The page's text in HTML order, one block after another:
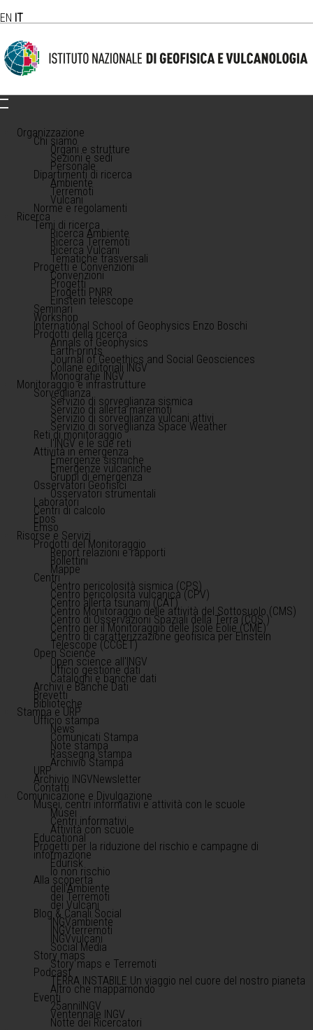
EN IT
Organizzazione
Chi siamo
Organi e strutture
Sezioni e sedi
Personale
Dipartimenti di ricerca
Ambiente
Terremoti
Vulcani
Norme e regolamenti
Ricerca
Temi di ricerca
Ricerca Ambiente
Ricerca Terremoti
Ricerca Vulcani
Tematiche trasversali
Progetti e Convenzioni
Convenzioni
Progetti
Progetti PNRR
Einstein telescope
Seminari
Workshop
International School of Geophysics Enzo Boschi
Prodotti della ricerca
Annals of Geophysics
Earth-prints
Journal of Geoethics and Social Geosciences
Collane editoriali INGV
Monografie INGV
Monitoraggio e infrastrutture
Sorveglianza
Servizio di sorveglianza sismica
Servizio di allerta maremoti
Servizio di sorveglianza vulcani attivi
Servizio di sorveglianza Space Weather
Reti di monitoraggio
l'INGV e le sue reti
Attività in emergenza
Emergenze sismiche
Emergenze vulcaniche
Gruppi di emergenza
Osservatori Geofisici
Osservatori strumentali
Laboratori
Centri di calcolo
Epos
Emso
Risorse e Servizi
Prodotti del Monitoraggio
Report relazioni e rapporti
Bollettini
Mappe
Centri
Centro pericolosità sismica (CPS)
Centro pericolosità vulcanica (CPV)
Centro allerta tsunami (CAT)
Centro Monitoraggio delle attività del Sottosuolo (CMS)
Centro di Osservazioni Spaziali della Terra (COS )
Centro per il Monitoraggio delle Isole Eolie (CME)
Centro di caratterizzazione geofisica per Einstein
Telescope (CCGET)
Open Science
Open science all'INGV
Ufficio gestione dati
Cataloghi e banche dati
Archivi e Banche Dati
Brevetti
Biblioteche
Stampa e URP
Ufficio stampa
News
Comunicati Stampa
Note stampa
Rassegna stampa
Archivio Stampa
URP
Archivio INGVNewsletter
Contatti
Comunicazione e Divulgazione
Musei, centri informativi e attività con le scuole
Musei
Centri informativi
Attività con scuole
Educational
Progetti per la riduzione del rischio e campagne di
informazione
Edurisk
Io non rischio
Alla scoperta
dell'Ambiente
dei Terremoti
dei Vulcani
Blog & Canali Social
INGVambiente
INGVterremoti
INGVvulcani
Social Media
Story maps
Story maps e Terremoti
Podcast
TERRA INSTABILE Un viaggio nel cuore del nostro pianeta
Altro che mappamondo
Eventi
25anniINGV
Ventennale INGV
Notte dei Ricercatori